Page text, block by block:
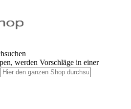
werden Vorschläge in einer